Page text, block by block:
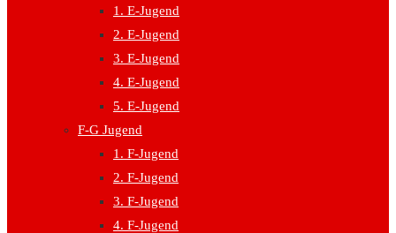
1. E-Jugend
2. E-Jugend
3. E-Jugend
4. E-Jugend
5. E-Jugend
F-G Jugend
1. F-Jugend
2. F-Jugend
3. F-Jugend
4. F-Jugend